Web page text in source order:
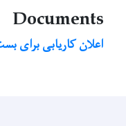
Documents
اعلان کاریابی برای